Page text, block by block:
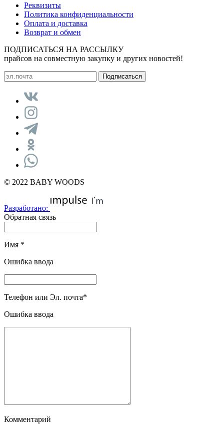
Реквизиты
Политика конфиденциальности
Оплата и доставка
Возврат и обмен
ПОДПИСАТЬСЯ НА РАССЫЛКУ
прайсов на совместную закупку и других новостей!
© 2022 BABY WOODS
Разработано:
Обратная связь
Имя *
Ошибка ввода
Телефон или Эл. почта*
Ошибка ввода
Комментарий